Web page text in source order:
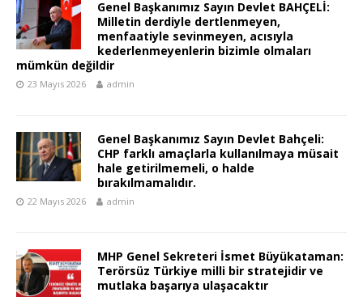
Genel Başkanımız Sayın Devlet BAHÇELİ:
Milletin derdiyle dertlenmeyen,
menfaatiyle sevinmeyen, acısıyla
kederlenmeyenlerin bizimle olmaları
mümkün değildir
23 Mayıs 2026 admin
Genel Başkanımız Sayın Devlet Bahçeli:
CHP farklı amaçlarla kullanılmaya müsait
hale getirilmemeli, o halde
bırakılmamalıdır.
22 Mayıs 2026 admin
MHP Genel Sekreteri İsmet Büyükataman:
Terörsüz Türkiye milli bir stratejidir ve
mutlaka başarıya ulaşacaktır